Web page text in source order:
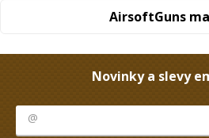
AirsoftGuns
Novinky a slevy